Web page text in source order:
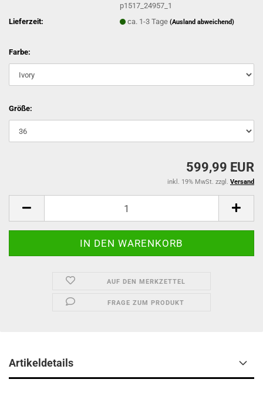
p1517_24957_1
Lieferzeit:
ca. 1-3 Tage(Ausland abweichend)
Farbe:
Größe:
599,99 EUR
inkl. 19% MwSt. zzgl. Versand
AUF DEN MERKZETTEL
FRAGE ZUM PRODUKT
Artikeldetails